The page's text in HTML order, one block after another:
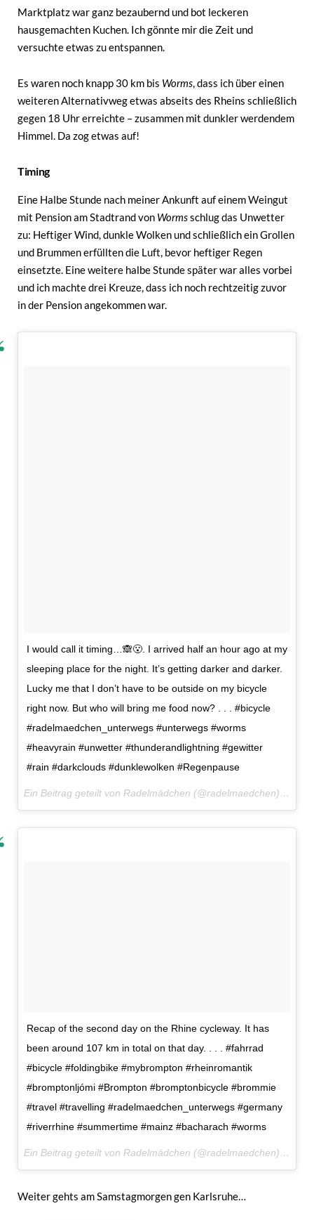
Marktplatz war ganz bezaubernd und bot leckeren
hausgemachten Kuchen. Ich gönnte mir die Zeit und
versuchte etwas zu entspannen.
Es waren noch knapp 30 km bis Worms, dass ich über einen
weiteren Alternativweg etwas abseits des Rheins schließlich
gegen 18 Uhr erreichte – zusammen mit dunkler werdendem
Himmel. Da zog etwas auf!
Timing
Eine Halbe Stunde nach meiner Ankunft auf einem Weingut
mit Pension am Stadtrand von Wormsschlug das Unwetter
zu: Heftiger Wind, dunkle Wolken und schließlich ein Grollen
und Brummen erfüllten die Luft, bevor heftiger Regen
einsetzte. Eine weitere halbe Stunde später war alles vorbei
und ich machte drei Kreuze, dass ich noch rechtzeitig zuvor
in der Pension angekommen war.
I would call it timing…🙈😮. I arrived half an hour ago at my
sleeping place for the night. It’s getting darker and darker.
Lucky me that I don’t have to be outside on my bicycle
right now. But who will bring me food now? . . . #bicycle
#radelmaedchen_unterwegs #unterwegs #worms
#heavyrain #unwetter #thunderandlightning #gewitter
#rain #darkclouds #dunklewolken #Regenpause
Ein Beitrag geteilt von Radelmädchen (@radelmaedchen) am
Recap of the second day on the Rhine cycleway. It has
been around 107 km in total on that day. . . . #fahrrad
#bicycle #foldingbike #mybrompton #rheinromantik
#bromptonljómi #Brompton #bromptonbicycle #brommie
#travel #travelling #radelmaedchen_unterwegs #germany
#riverrhine #summertime #mainz #bacharach #worms
Ein Beitrag geteilt von Radelmädchen (@radelmaedchen) am
Weiter gehts am Samstagmorgen gen Karlsruhe…